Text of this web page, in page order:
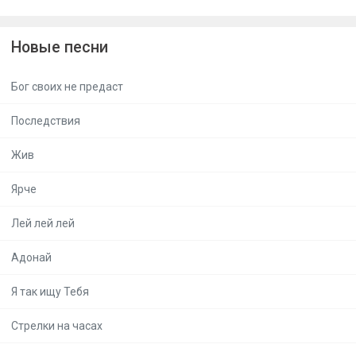
Новые песни
Бог своих не предаст
Последствия
Жив
Ярче
Лей лей лей
Адонай
Я так ищу Тебя
Стрелки на часах